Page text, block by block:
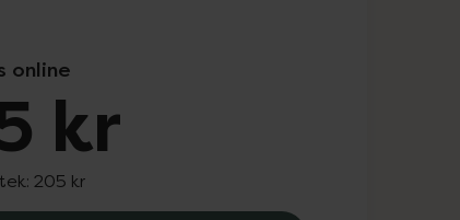
online
kr
205 kr